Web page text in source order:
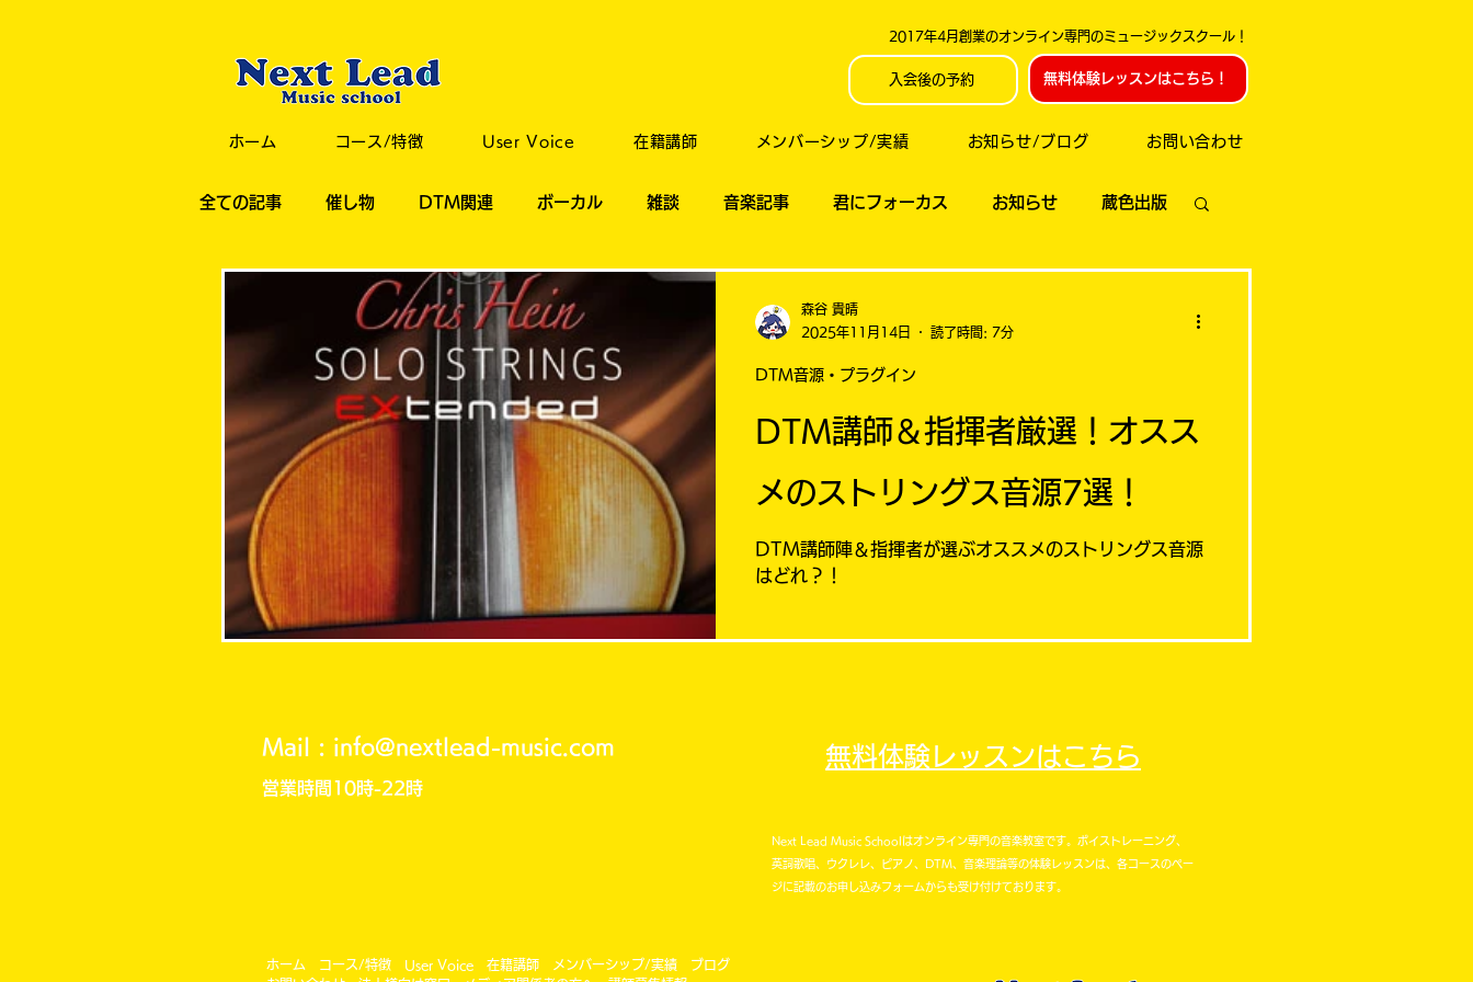
2017年4月創業のオンライン専門のミュージックスクール！
入会後の予約 無料体験レッスンはこちら！
ホーム コース/特徴 User Voice 在籍講師 メンバーシップ/実績 お知らせ/ブログ お問い合わせ
全ての記事 催し物 DTM関連 ボーカル 雑談 音楽記事 君にフォーカス お知らせ 蔵色出版
音楽理論 英語 PR
DTM講師＆指揮者厳選！オスス
メのストリングス音源7選！
DTM講師陣＆指揮者が選ぶオススメのストリングス音源
はどれ？！
DTM音源・プラグイン
森谷 貴晴
2025年11月14日
読了時間: 7分
Mail : info@nextlead-music.com
営業時間10時-22時
無料体験レッスンはこちら
Next Lead Music Schoolはオンライン専門の音楽教室です。 ボイストレーニング、
英詞歌唱、ウクレレ、ピアノ、DTM、音楽理論等の体験レッスンは、各コースのペー
ジに記載のお申し込みフォームからも受け付けております。
ホーム コース/特徴 User Voice 在籍講師 メンバーシップ/実績
ブログ